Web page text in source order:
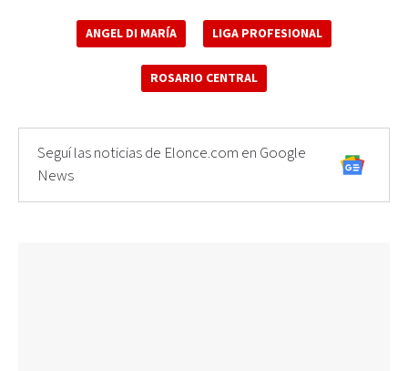
ANGEL DI MARÍA LIGA PROFESIONAL
ROSARIO CENTRAL
Seguí las noticias de Elonce.com en Google
News